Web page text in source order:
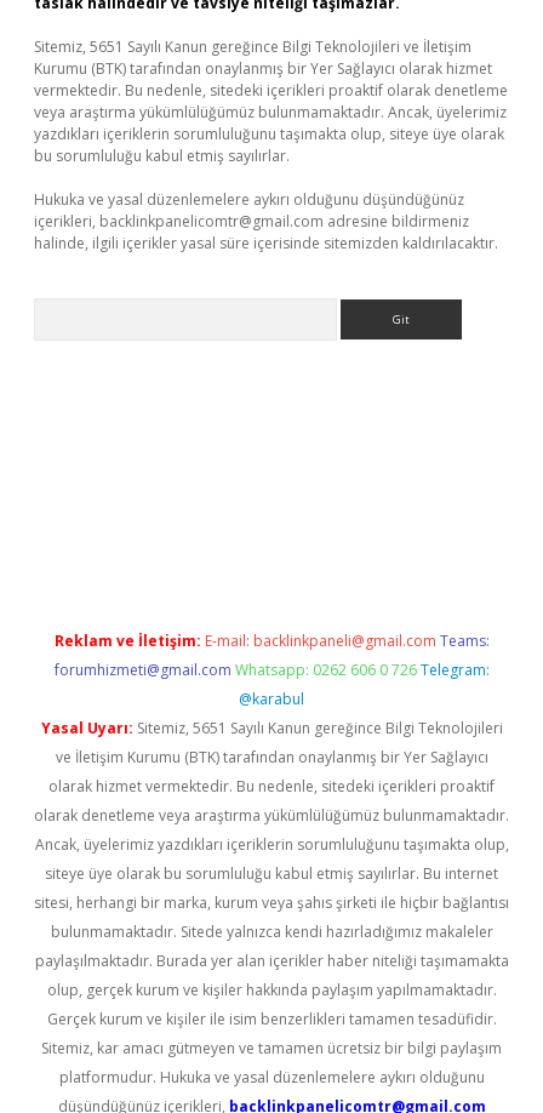
Sitemiz, 5651 Sayılı Kanun gereğince Bilgi Teknolojileri ve İletişim
Kurumu (BTK) tarafından onaylanmış bir Yer Sağlayıcı olarak hizmet
vermektedir. Bu nedenle, sitedeki içerikleri proaktif olarak denetleme
veya araştırma yükümlülüğümüz bulunmamaktadır. Ancak, üyelerimiz
yazdıkları içeriklerin sorumluluğunu taşımakta olup, siteye üye olarak
bu sorumluluğu kabul etmiş sayılırlar.
Hukuka ve yasal düzenlemelere aykırı olduğunu düşündüğünüz
içerikleri, backlinkpanelicomtr@gmail.com adresine bildirmeniz
halinde, ilgili içerikler yasal süre içerisinde sitemizden kaldırılacaktır.
Reklam ve İletişim: E-mail: backlinkpaneli@gmail.com Teams:
forumhizmeti@gmail.com Whatsapp: 0262 606 0 726 Telegram:
@karabul
Yasal Uyarı: Sitemiz, 5651 Sayılı Kanun gereğince Bilgi Teknolojileri
ve İletişim Kurumu (BTK) tarafından onaylanmış bir Yer Sağlayıcı
olarak hizmet vermektedir. Bu nedenle, sitedeki içerikleri proaktif
olarak denetleme veya araştırma yükümlülüğümüz bulunmamaktadır.
Ancak, üyelerimiz yazdıkları içeriklerin sorumluluğunu taşımakta olup,
siteye üye olarak bu sorumluluğu kabul etmiş sayılırlar. Bu internet
sitesi, herhangi bir marka, kurum veya şahıs şirketi ile hiçbir bağlantısı
bulunmamaktadır. Sitede yalnızca kendi hazırladığımız makaleler
paylaşılmaktadır. Burada yer alan içerikler haber niteliği taşımamakta
olup, gerçek kurum ve kişiler hakkında paylaşım yapılmamaktadır.
Gerçek kurum ve kişiler ile isim benzerlikleri tamamen tesadüfidir.
Sitemiz, kar amacı gütmeyen ve tamamen ücretsiz bir bilgi paylaşım
platformudur. Hukuka ve yasal düzenlemelere aykırı olduğunu
düşündüğünüz içerikleri, backlinkpanelicomtr@gmail.com